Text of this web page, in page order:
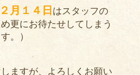
月１４日 はスタッフの
更にお待たせしてしまう
。）
ますが、よろしくお願い